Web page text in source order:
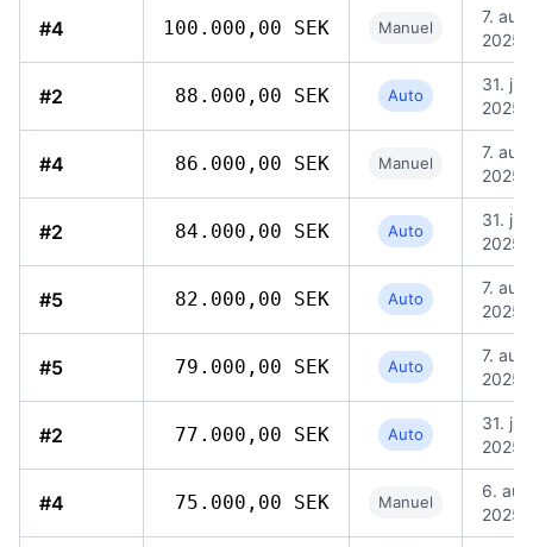
#4 100.000,00 SEK Manuel
7. aug.
2025,
#2 88.000,00 SEK Auto
31. jul.
2025,
#4 86.000,00 SEK Manuel
7. aug.
2025,
#2 84.000,00 SEK Auto
31. jul.
2025,
#5 82.000,00 SEK Auto
7. aug.
2025,
#5 79.000,00 SEK Auto
7. aug.
2025,
#2 77.000,00 SEK Auto
31. jul.
2025,
#4 75.000,00 SEK Manuel
6.
2025,